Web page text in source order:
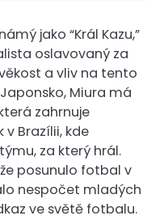
jako “Král Kazu,”
oslavovaný za
a vliv na tento
Miura má
zahrnuje
v Brazílii, kde
za který hrál.
posunulo fotbal v
nespočet mladých
ve světě fotbalu.